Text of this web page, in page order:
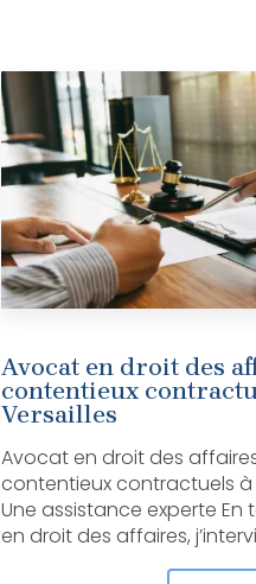
Avocat en droit des
contentieux
Versailles
Avocat en droit des
contentieux contractuels à
Une assistance experte En
en droit des affaires,